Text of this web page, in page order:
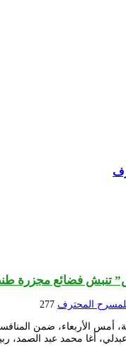
تنبش فضائع مجزرة
المحترف 277
أغا محمد عبد الصمد،